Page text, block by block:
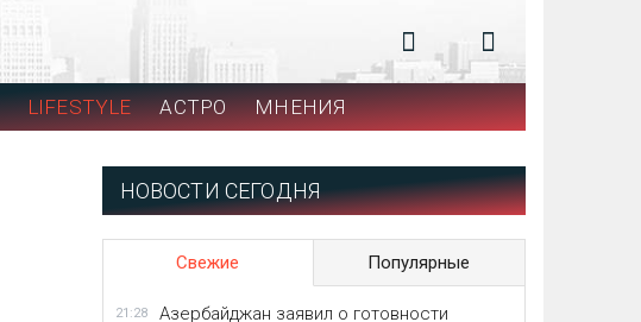
LIFESTYLE АСТРО МНЕНИЯ
НОВОСТИ СЕГОДНЯ
Свежие Популярные
21:28
Азербайджан заявил о готовности